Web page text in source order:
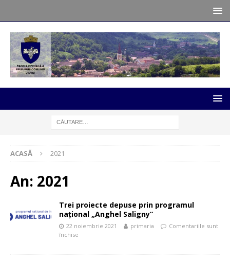
ACASĂ 2021
An: 2021
Trei proiecte depuse prin programul
național „Anghel Saligny”
22 noiembrie 2021 primaria
Comentariile sunt
închise